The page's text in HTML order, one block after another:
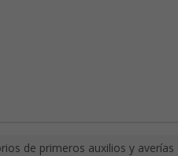
de primeros auxilios y averías